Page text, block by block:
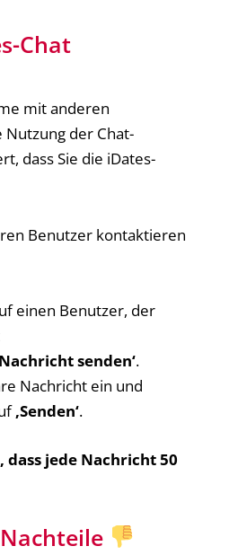
Chat
mit anderen
der Chat-
dass Sie die iDates-
Benutzer kontaktieren
einen Benutzer, der
senden‘.
Nachricht ein und
‚Senden‘.
dass jede Nachricht 50